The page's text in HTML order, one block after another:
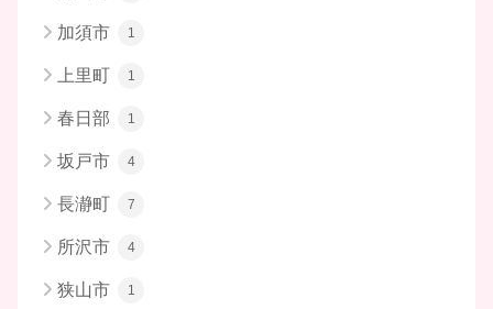
加須市 1
上里町 1
春日部 1
坂戸市 4
長瀞町 7
所沢市 4
狭山市 1